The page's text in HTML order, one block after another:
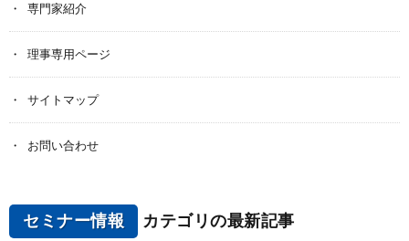
専門家紹介
理事専用ページ
サイトマップ
お問い合わせ
セミナー情報 カテゴリの最新記事